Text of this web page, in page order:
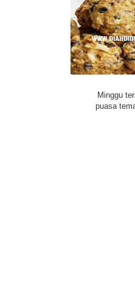
Minggu
puasa